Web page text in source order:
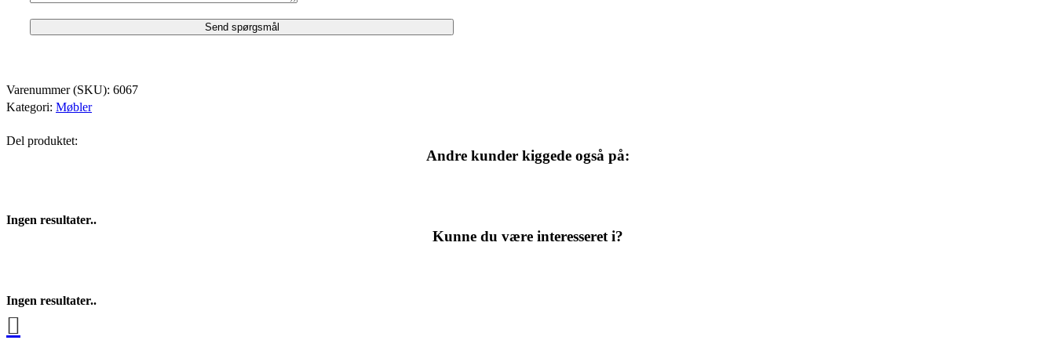
Varenummer (SKU): 6067
Kategori: Møbler
Del produktet:
Andre kunder kiggede også på:
Ingen resultater..
Kunne du være interesseret i?
Ingen resultater..